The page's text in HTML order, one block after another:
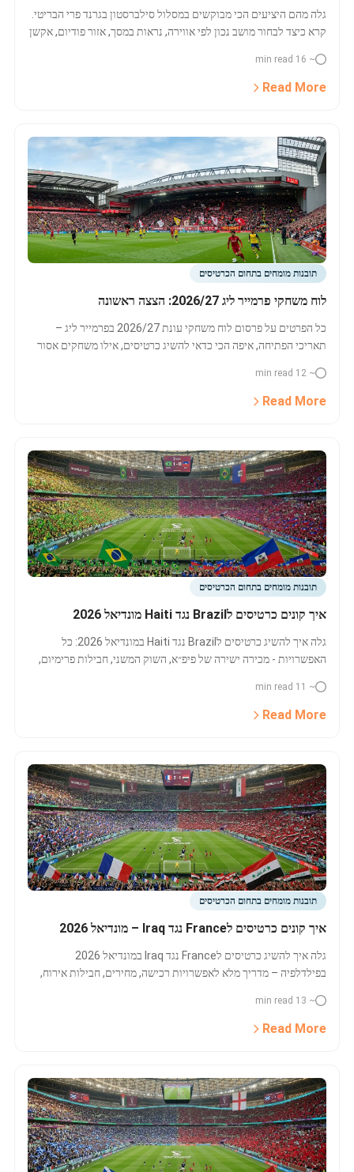
גלה מהם היציעים הכי מבוקשים במסלול סילברסטון בגרנד פרי הבריטי.
קרא כיצד לבחור מושב נכון לפי אווירה, נראות במסך, אזור פודיום, אקשן
~ 16 min read
Read More
תובנות מומחים בתחום הכרטיסים
לוח משחקי פרמייר ליג 2026/27: הצצה ראשונה
כל הפרטים על פרסום לוח משחקי עונת 2026/27 בפרמייר ליג –
תאריכי הפתיחה, איפה הכי כדאי להשיג כרטיסים, אילו משחקים אסור
~ 12 min read
Read More
תובנות מומחים בתחום הכרטיסים
איך קונים כרטיסים לBrazil נגד Haiti מונדיאל 2026
גלה איך להשיג כרטיסים לBrazil נגד Haiti במונדיאל 2026: כל
האפשרויות - מכירה ישירה של פיפ״א, השוק המשני, חבילות פרימיום,
~ 11 min read
Read More
תובנות מומחים בתחום הכרטיסים
איך קונים כרטיסים לFrance נגד Iraq – מונדיאל 2026
גלה איך להשיג כרטיסים לFrance נגד Iraq במונדיאל 2026
בפילדלפיה – מדריך מלא לאפשרויות רכישה, מחירים, חבילות אירוח,
~ 13 min read
Read More